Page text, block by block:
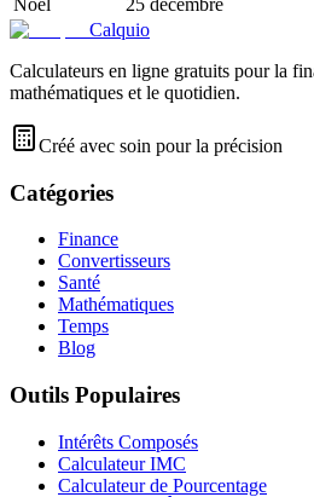
Noël
25 décembre
Calquio
Calculateurs en ligne gratuits pour la
mathématiques et le quotidien.
Créé avec soin pour la précision
Catégories
Finance
Convertisseurs
Santé
Mathématiques
Temps
Blog
Outils Populaires
Intérêts Composés
Calculateur IMC
Calculateur de Pourcentage